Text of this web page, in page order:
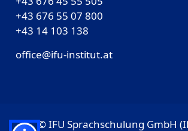
+43 676 55 07 800
‎+43 14 103 138
office@ifu-institut.at
© IFU Sprachschulung GmbH